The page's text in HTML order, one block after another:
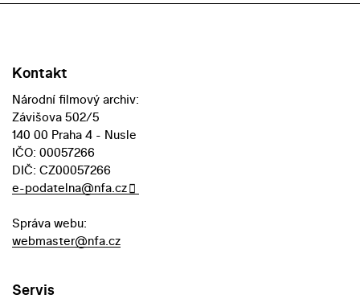
Kontakt
Národní filmový archiv:
Závišova 502/5
140 00 Praha 4 - Nusle
IČO: 00057266
DIČ: CZ00057266
e-podatelna@nfa.cz
Správa webu:
webmaster@nfa.cz
Servis